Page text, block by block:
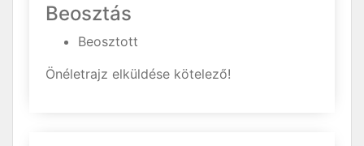
Beosztás
Beosztott
Önéletrajz elküldése kötelező!